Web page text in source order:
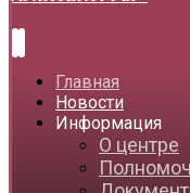
Главная
Новости
Информация
О центре